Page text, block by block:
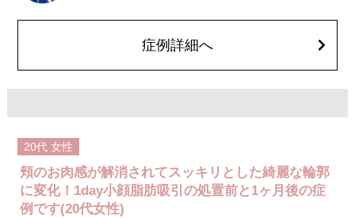
顔の脂肪吸引箇所の追加 1ヶ所ごと+162,800円(税込)
オプション：笑気麻酔 3,300円(税込)
症例詳細へ
20代 女性
頬のお肉感が解消されてスッキリとした綺麗な輪郭
に変化！1day小顔脂肪吸引の処置前と1ヶ月後の症
例です(20代女性)